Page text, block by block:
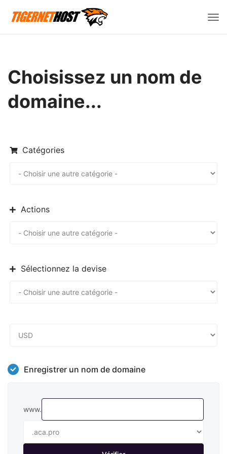
Choisissez un nom de
domaine...
Catégories
Actions
Sélectionnez la devise
Enregistrer un nom de domaine
www.